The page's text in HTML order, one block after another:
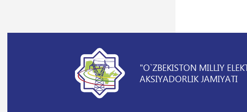
"O`ZBEKISTON MILLIY
AKSIYADORLIK JAMIYATI